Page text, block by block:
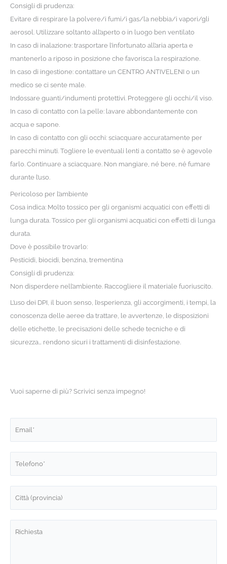
Consigli di prudenza:
Evitare di respirare la polvere/i fumi/i gas/la nebbia/i vapori/gli
aerosol. Utilizzare soltanto all’aperto o in luogo ben ventilato
In caso di inalazione: trasportare l’infortunato all’aria aperta e
mantenerlo a riposo in posizione che favorisca la respirazione.
In caso di ingestione: contattare un CENTRO ANTIVELENI o un
medico se ci sente male.
Indossare guanti/indumenti protettivi. Proteggere gli occhi/il viso.
In caso di contatto con la pelle: lavare abbondantemente con
acqua e sapone.
In caso di contatto con gli occhi: sciacquare accuratamente per
parecchi minuti. Togliere le eventuali lenti a contatto se è agevole
farlo. Continuare a sciacquare. Non mangiare, né bere, né fumare
durante l’uso.
Pericoloso per l’ambiente
Cosa indica: Molto tossico per gli organismi acquatici con effetti di
lunga durata. Tossico per gli organismi acquatici con effetti di lunga
durata.
Dove è possibile trovarlo:
Pesticidi, biocidi, benzina, trementina
Consigli di prudenza:
Non disperdere nell’ambiente. Raccogliere il materiale fuoriuscito.
L’uso dei DPI, il buon senso, l’esperienza, gli accorgimenti, i tempi, la
conoscenza delle aeree da trattare, le avvertenze, le disposizioni
delle etichette, le precisazioni delle schede tecniche e di
sicurezza… rendono sicuri i trattamenti di disinfestazione.
Vuoi saperne di più? Scrivici senza impegno!